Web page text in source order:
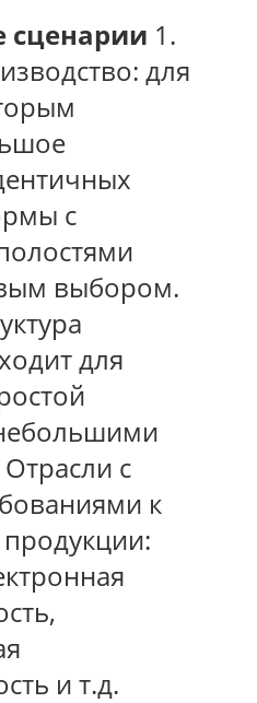
1.
для
с
выбором.
для
Отрасли с
к
и т.д.